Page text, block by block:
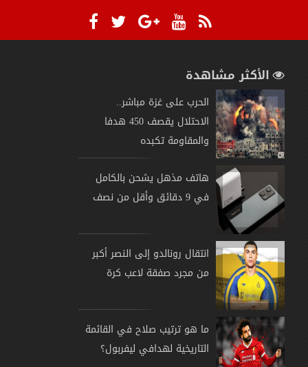
الأكثر مشاهدة
الحرب على غزة مباشر..
الاحتلال يقصف 450 هدفا
والمقاومة تكبده
هاتف مذهل يشحن بالكامل
في 9 دقائق وأقل من نصف
انتقال رونالدو إلى النصر أكبر
من مجرد صفقة لاعب كرة
ما هو ترتيب صلاح في القائمة
التاريخية لهدافي ليفربول؟